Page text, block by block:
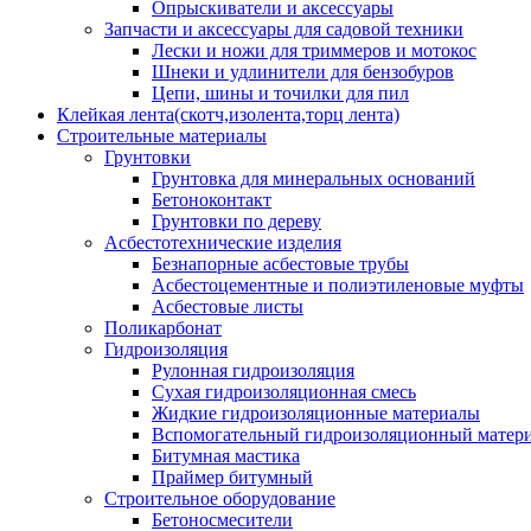
Опрыскиватели и аксессуары
Запчасти и аксессуары для садовой техники
Лески и ножи для триммеров и мотокос
Шнеки и удлинители для бензобуров
Цепи, шины и точилки для пил
Клейкая лента(скотч,изолента,торц лента)
Строительные материалы
Грунтовки
Грунтовка для минеральных оснований
Бетоноконтакт
Грунтовки по дереву
Асбестотехнические изделия
Безнапорные асбестовые трубы
Асбестоцементные и полиэтиленовые муфты
Асбестовые листы
Поликарбонат
Гидроизоляция
Рулонная гидроизоляция
Сухая гидроизоляционная смесь
Жидкие гидроизоляционные материалы
Вспомогательный гидроизоляционный
Битумная мастика
Праймер битумный
Строительное оборудование
Бетоносмесители